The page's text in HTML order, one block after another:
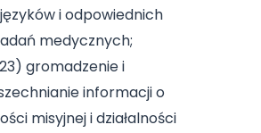
i odpowiednich
medycznych;
23) gromadzenie i
informacji o
misyjnej i działalności